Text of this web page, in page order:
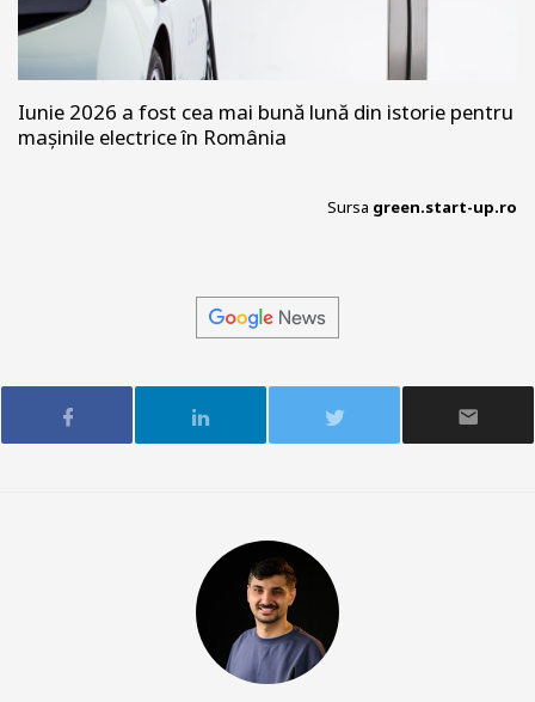
Iunie 2026 a fost cea mai bună lună din istorie pentru
mașinile electrice în România
Sursa green.start-up.ro